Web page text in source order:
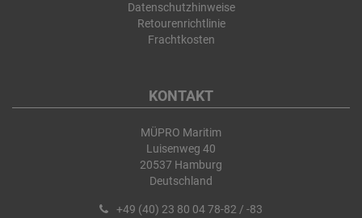
Datenschutzhinweise
Retourenrichtlinie
Frachtkosten
KONTAKT
MÜPRO Maritim
Luisenweg 40
20537 Hamburg
Deutschland
+49 (40) 23 80 04 78-82 / -83